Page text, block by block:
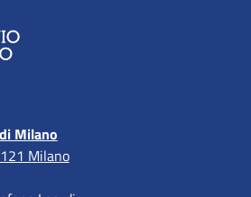
Milano
Milano